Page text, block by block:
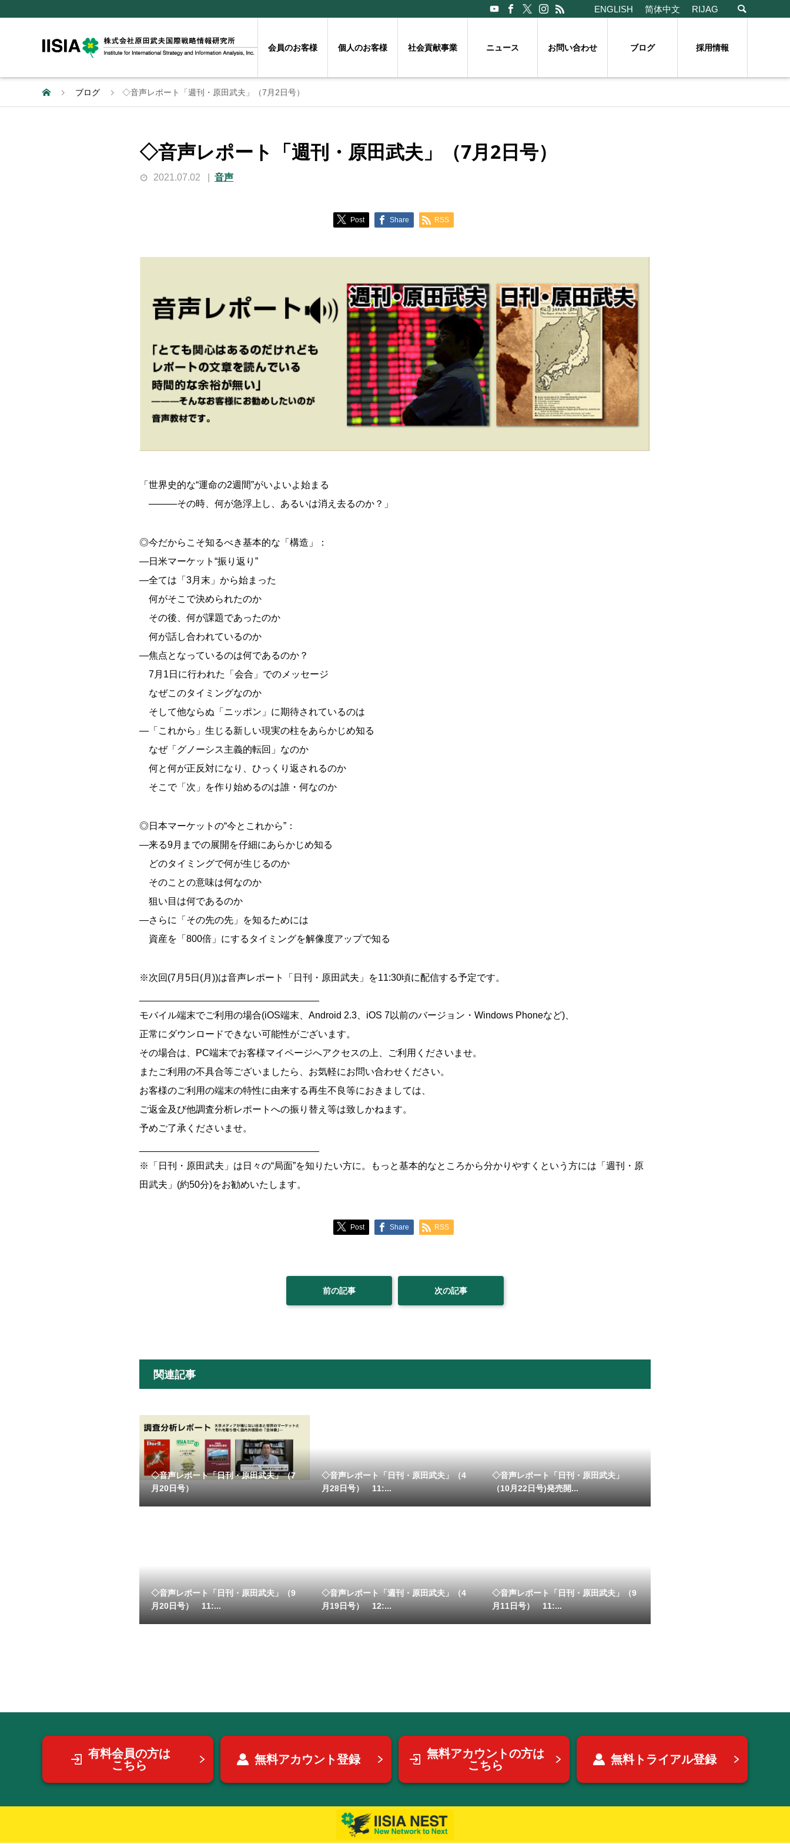
ENGLISH 简体中文 RIJAG
会員のお客様 個人のお客様 社会貢献事業 ニュース お問い合わせ ブログ 採用情報
ブログ ◇音声レポート「週刊・原田武夫」（7月2日号）
◇音声レポート「週刊・原田武夫」（7月2日号）
2021.07.02 音声
Post Share RSS
「世界史的な“運命の2週間”がいよいよ始まる
―――その時、何が急浮上し、あるいは消え去るのか？」
◎今だからこそ知るべき基本的な「構造」：
―日米マーケット“振り返り”
―全ては「3月末」から始まった
何がそこで決められたのか
その後、何が課題であったのか
何が話し合われているのか
―焦点となっているのは何であるのか？
7月1日に行われた「会合」でのメッセージ
なぜこのタイミングなのか
そして他ならぬ「ニッポン」に期待されているのは
―「これから」生じる新しい現実の柱をあらかじめ知る
なぜ「グノーシス主義的転回」なのか
何と何が正反対になり、ひっくり返されるのか
そこで「次」を作り始めるのは誰・何なのか
◎日本マーケットの“今とこれから”：
―来る9月までの展開を仔細にあらかじめ知る
どのタイミングで何が生じるのか
そのことの意味は何なのか
狙い目は何であるのか
―さらに「その先の先」を知るためには
資産を「800倍」にするタイミングを解像度アップで知る
※次回(7月5日(月))は音声レポート「日刊・原田武夫」を11:30頃に配信する予定です。
モバイル端末でご利用の場合(iOS端末、Android 2.3、iOS 7以前のバージョン・Windows Phoneなど)、
正常にダウンロードできない可能性がございます。
その場合は、PC端末でお客様マイページへアクセスの上、ご利用くださいませ。
またご利用の不具合等ございましたら、お気軽にお問い合わせください。
お客様のご利用の端末の特性に由来する再生不良等におきましては、
ご返金及び他調査分析レポートへの振り替え等は致しかねます。
予めご了承くださいませ。
※「日刊・原田武夫」は日々の“局面”を知りたい方に。もっと基本的なところから分かりやすくという方には「週刊・原
田武夫」(約50分)をお勧めいたします。
Post Share RSS
前の記事 次の記事
関連記事
◇音声レポート「日刊・原田武夫」（7
月20日号）
◇音声レポート「日刊・原田武夫」（4
月28日号） 11:...
◇音声レポート「日刊・原田武夫」
（10月22日号)発売開...
◇音声レポート「日刊・原田武夫」（9
月20日号） 11:...
◇音声レポート「週刊・原田武夫」（4
月19日号） 12:...
◇音声レポート「日刊・原田武夫」（9
月11日号） 11:...
有料会員の方は
こちら
無料アカウント登録
無料アカウントの方は
こちら
無料トライアル登録